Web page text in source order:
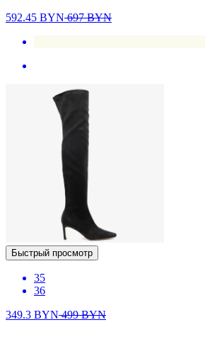
592.45 BYN697BYN
Быстрый просмотр
35
36
349.3 BYN499BYN